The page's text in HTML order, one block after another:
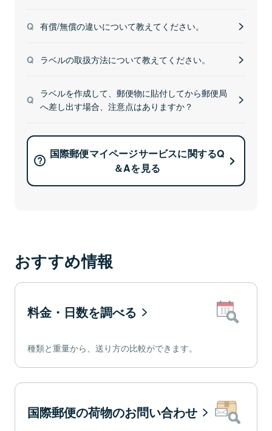
有償/無償の違いについて教えてください。
ラベルの取扱方法について教えてください。
ラベルを作成して、郵便物に貼付してから郵便局
へ差し出す場合、注意点はありますか？
国際郵便マイページサービスに関するQ
＆Aを見る
おすすめ情報
料金・日数を調べる
種類と重量から、送り方の比較ができます。
国際郵便の荷物のお問い合わせ